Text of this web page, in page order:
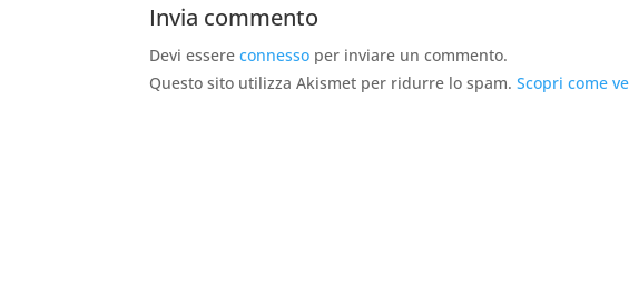
Invia commento
Devi essereconnesso per inviare un commento.
Questo sito utilizza Akismet per ridurre lo spam.Scopri come